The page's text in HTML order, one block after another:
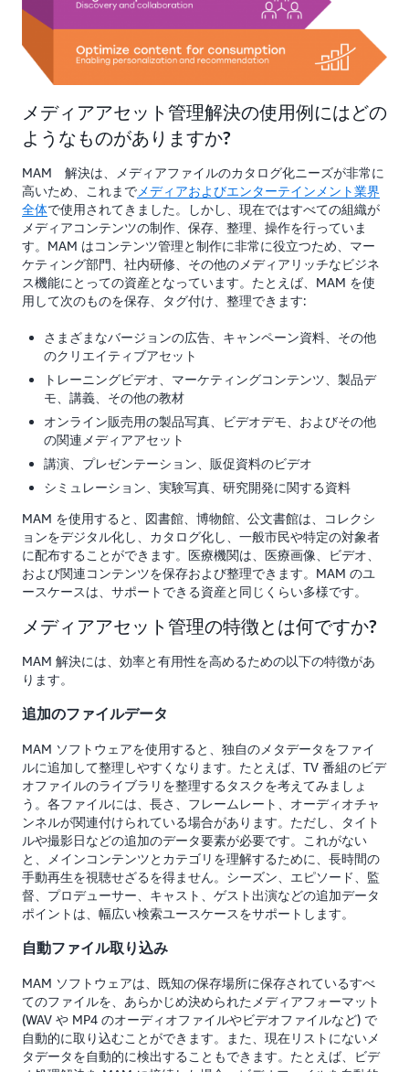
メディアアセット管理解決の使用例にはどの
ようなものがありますか?
MAM 解決は、メディアファイルのカタログ化ニーズが非常に
高いため、これまで メディアおよびエンターテインメント業界
全体で使用されてきました。しかし、現在ではすべての組織が
メディアコンテンツの制作、保存、整理、操作を行っていま
す。MAM はコンテンツ管理と制作に非常に役立つため、マー
ケティング部門、社内研修、その他のメディアリッチなビジネ
ス機能にとっての資産となっています。たとえば、MAM を使
用して次のものを保存、タグ付け、整理できます:
さまざまなバージョンの広告、キャンペーン資料、その他
のクリエイティブアセット
トレーニングビデオ、マーケティングコンテンツ、製品デ
モ、講義、その他の教材
オンライン販売用の製品写真、ビデオデモ、およびその他
の関連メディアアセット
講演、プレゼンテーション、販促資料のビデオ
シミュレーション、実験写真、研究開発に関する資料
MAM を使用すると、図書館、博物館、公文書館は、コレクシ
ョンをデジタル化し、カタログ化し、一般市民や特定の対象者
に配布することができます。医療機関は、医療画像、ビデオ、
および関連コンテンツを保存および整理できます。MAM のユ
ースケースは、サポートできる資産と同じくらい多様です。
メディアアセット管理の特徴とは何ですか?
MAM 解決には、効率と有用性を高めるための以下の特徴があ
ります。
追加のファイルデータ
MAM ソフトウェアを使用すると、独自のメタデータをファイ
ルに追加して整理しやすくなります。たとえば、TV 番組のビデ
オファイルのライブラリを整理するタスクを考えてみましょ
う。各ファイルには、長さ、フレームレート、オーディオチャ
ンネルが関連付けられている場合があります。ただし、タイト
ルや撮影日などの追加のデータ要素が必要です。これがない
と、メインコンテンツとカテゴリを理解するために、長時間の
手動再生を視聴せざるを得ません。シーズン、エピソード、監
督、プロデューサー、キャスト、ゲスト出演などの追加データ
ポイントは、幅広い検索ユースケースをサポートします。
自動ファイル取り込み
MAM ソフトウェアは、既知の保存場所に保存されているすべ
てのファイルを、あらかじめ決められたメディアフォーマット
(WAV や MP4 のオーディオファイルやビデオファイルなど) で
自動的に取り込むことができます。また、現在リストにないメ
タデータを自動的に検出することもできます。たとえば、ビデ